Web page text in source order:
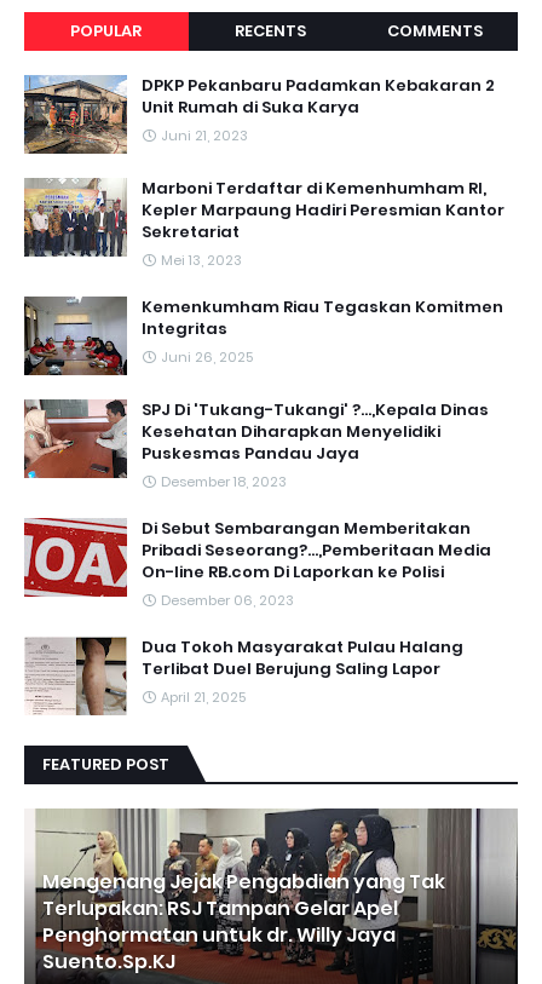
POPULAR RECENTS COMMENTS
DPKP Pekanbaru Padamkan Kebakaran 2
Unit Rumah di Suka Karya
Juni 21, 2023
Marboni Terdaftar di Kemenhumham RI,
Kepler Marpaung Hadiri Peresmian Kantor
Sekretariat
Mei 13, 2023
‎Kemenkumham Riau Tegaskan Komitmen
Integritas
Juni 26, 2025
SPJ Di 'Tukang-Tukangi' ?...,Kepala Dinas
Kesehatan Diharapkan Menyelidiki
Puskesmas Pandau Jaya
Desember 18, 2023
Di Sebut Sembarangan Memberitakan
Pribadi Seseorang?...,Pemberitaan Media
On-line RB.com Di Laporkan ke Polisi
Desember 06, 2023
Dua Tokoh Masyarakat Pulau Halang
Terlibat Duel Berujung Saling Lapor
April 21, 2025
FEATURED POST
Mengenang Jejak Pengabdian yang Tak
Terlupakan: RSJ Tampan Gelar Apel
Penghormatan untuk dr. Willy Jaya
Suento.Sp.KJ